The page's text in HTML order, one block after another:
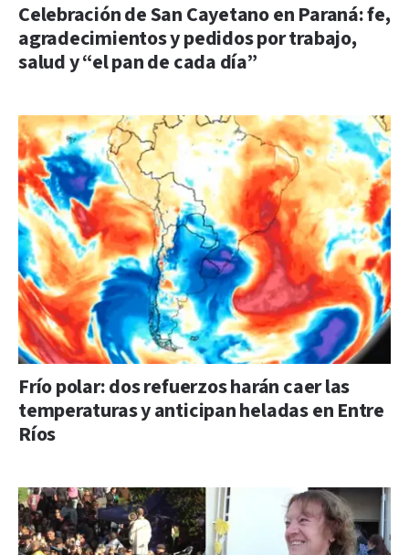
Celebración de San Cayetano en Paraná: fe,
agradecimientos y pedidos por trabajo,
salud y “el pan de cada día”
Frío polar: dos refuerzos harán caer las
temperaturas y anticipan heladas en Entre
Ríos